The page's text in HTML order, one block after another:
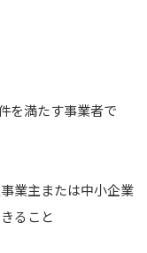
を満たす事業者で
業主または中小企業
ること